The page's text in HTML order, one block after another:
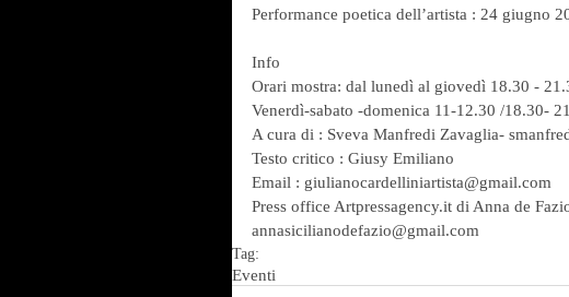
Performance poetica dell’artista : 24 giugno
Info
Orari mostra: dal lunedì al giovedì 18.30 -
Venerdì-sabato -domenica 11-12.30 /18.30-
A cura di : Sveva Manfredi Zavaglia-
Testo critico : Giusy Emiliano
Email : giulianocardelliniartista@gmail.com
Press office Artpressagency.it di Anna de
annasicilianodefazio@gmail.com
Tag:
Eventi